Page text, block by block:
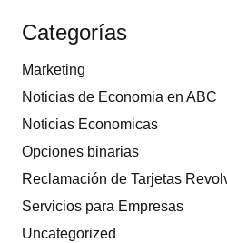
Categorías
Marketing
Noticias de Economia en ABC
Noticias Economicas
Opciones binarias
Reclamación de Tarjetas
Servicios para Empresas
Uncategorized